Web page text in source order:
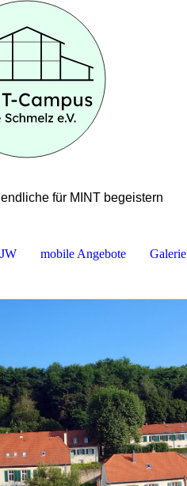
für MINT begeistern
mobile Angebote Galerie